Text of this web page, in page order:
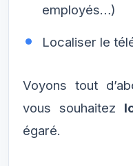
employés…)
Localiser le
Voyons tout
vous souhaitez
égaré.